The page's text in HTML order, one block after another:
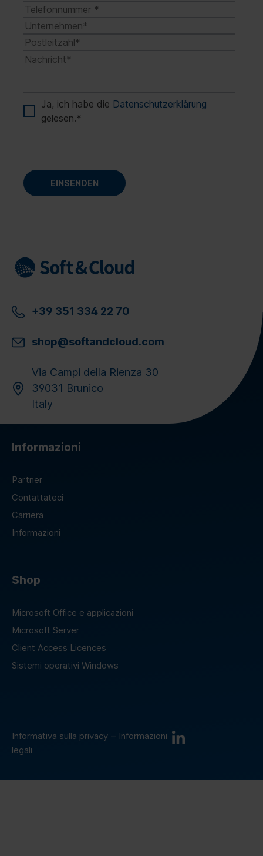
Ja, ich habe die Datenschutzerklärung
gelesen.*
+39 351 334 22 70
shop@softandcloud.com
Via Campi della Rienza 30
39031 Brunico
Italy
Informazioni
Partner
Contattateci
Carriera
Informazioni
Shop
Microsoft Office e applicazioni
Microsoft Server
Client Access Licences
Sistemi operativi Windows
Informativa sulla privacy – Informazioni
legali